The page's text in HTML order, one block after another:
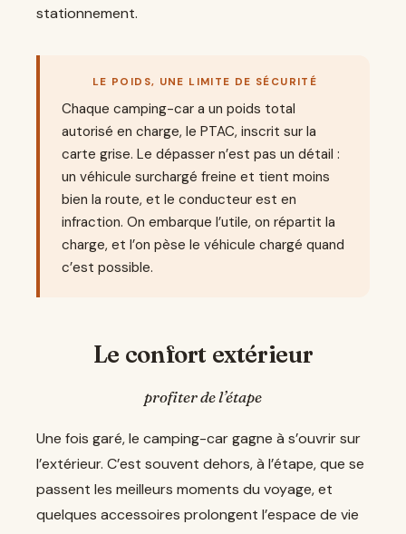
stationnement.
LE POIDS, UNE LIMITE DE SÉCURITÉ
Chaque camping-car a un poids total
autorisé en charge, le PTAC, inscrit sur la
carte grise. Le dépasser n’est pas un détail :
un véhicule surchargé freine et tient moins
bien la route, et le conducteur est en
infraction. On embarque l’utile, on répartit la
charge, et l’on pèse le véhicule chargé quand
c’est possible.
Le confort extérieur
profiter de l’étape
Une fois garé, le camping-car gagne à s’ouvrir sur
l’extérieur. C’est souvent dehors, à l’étape, que se
passent les meilleurs moments du voyage, et
quelques accessoires prolongent l’espace de vie